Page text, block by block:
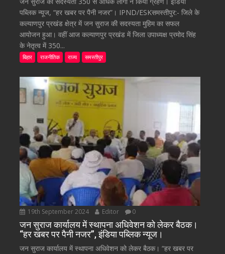
पब्लिक न्यूज, “हर खबर पर पैनी नजर”। IPND/ESKसमस्तीपुर:- जिले के
कल्याणपुर प्रखंड क्षेत्र में जन सुराज की सदस्यता मुहिम का सफल
आयोजन हुआ। वहीं आज कल्याणपुर प्रखंड में जिला उपाध्यक्ष प्रमोद सिंह
के नेतृत्व में 350...
बिहार राजनीतिक राज्य समस्तीपुर
19th September 2024 Editor 0
जन सुराज कार्यालय में स्थापना अधिवेशन को लेकर बैठक।
“हर खबर पर पैनी नजर”, इंडिया पब्लिक न्यूज।
जन सुराज कार्यालय में स्थापना अधिवेशन को लेकर बैठक। “हर खबर पर